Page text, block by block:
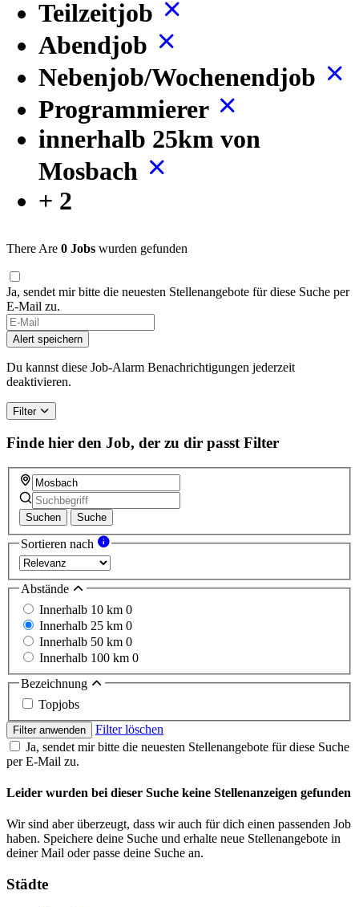
Teilzeitjob
Abendjob
Nebenjob/Wochenendjob
Programmierer
innerhalb 25km von
Mosbach
+ 2
There Are 0 Jobs wurden gefunden
Ja, sendet mir bitte die neuesten Stellenangebote für diese Suche per
E-Mail zu.
Alert speichern
Du kannst diese Job-Alarm Benachrichtigungen jederzeit
deaktivieren.
Filter
Finde hier den Job, der zu dir passt Filter
Suchen Suche
Sortieren nach
Abstände
Innerhalb 10 km 0
Innerhalb 25 km 0
Innerhalb 50 km 0
Innerhalb 100 km 0
Bezeichnung
Topjobs
Filter anwenden
Filter löschen
Ja, sendet mir bitte die neuesten Stellenangebote für diese Suche
per E-Mail zu.
Leider wurden bei dieser Suche keine Stellenanzeigen gefunden
Wir sind aber überzeugt, dass wir auch für dich einen passenden Job
haben. Speichere deine Suche und erhalte neue Stellenangebote in
deiner Mail oder passe deine Suche an.
Städte